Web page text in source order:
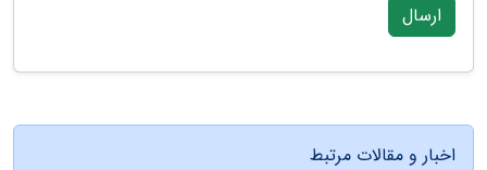
ارسال
اخبار و مقالات مرتبط